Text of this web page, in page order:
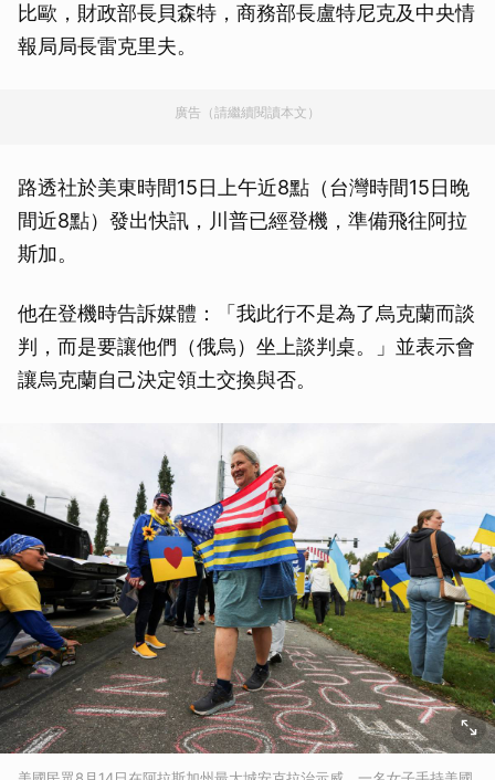
比歐，財政部長貝森特，商務部長盧特尼克及中央情
報局局長雷克里夫。
廣告（請繼續閱讀本文）
路透社於美東時間15日上午近8點（台灣時間15日晚
間近8點）發出快訊，川普已經登機，準備飛往阿拉
斯加。
他在登機時告訴媒體：「我此行不是為了烏克蘭而談
判，而是要讓他們（俄烏）坐上談判桌。」並表示會
讓烏克蘭自己決定領土交換與否。